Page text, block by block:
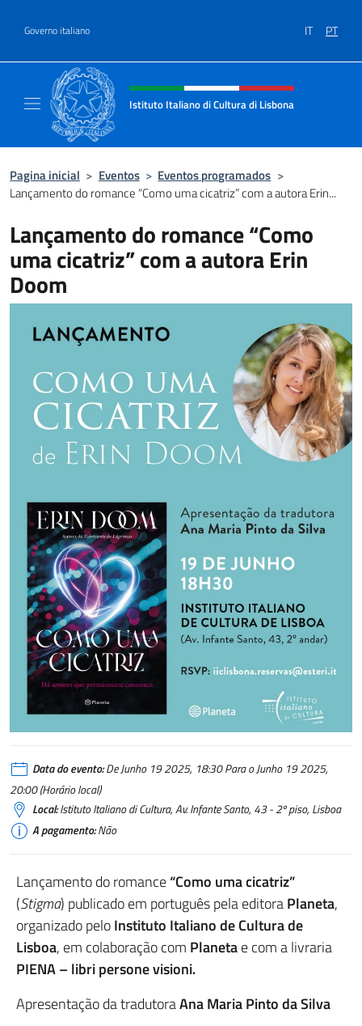
Governo italiano IT PT
Site, social e cabeçalho do menu
Istituto Italiano di Cultura di Lisbona
Pagina inicial > Eventos > Eventos programados >
Lançamento do romance “Como uma cicatriz” com a autora Erin...
Lançamento do romance “Como
uma cicatriz” com a autora Erin
Doom
Data do evento:De Junho 19 2025, 18:30 Para o Junho 19 2025,
20:00 (Horário local)
Local:Istituto Italiano di Cultura, Av. Infante Santo, 43 - 2º piso, Lisboa
A pagamento:Não
Lançamento do romance“Como uma cicatriz”
(Stigma) publicado em português pela editoraPlaneta,
organizado peloInstituto Italiano de Cultura de
Lisboa, em colaboração com Planetae com a livraria
PIENA – libri persone visioni.
Apresentação da tradutoraAna Maria Pinto da Silva